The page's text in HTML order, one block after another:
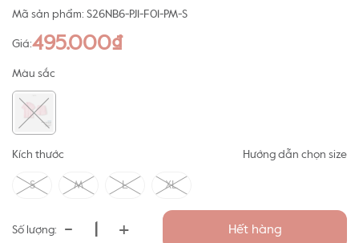
Mã sản phẩm: S26NB6-PJ1-F01-PM-S
Giá:495.000₫
Màu sắc
Kích thước Hướng dẫn chọn size
S M L XL
Số lượng: - + Hết hàng